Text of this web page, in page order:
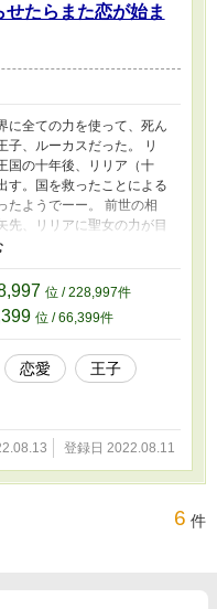
たらまた恋が始ま
に全ての力を使って、死ん
子、ルーカスだった。 リ
国の十年後、リリア（十
す。国を救ったことによる
たようでーー。 前世の相
先、リリアに聖女の力が目
と再会するも、彼は別人
から抜け殻のようになっ
だ。 「ルーカス様は死な
最悪、相容れない二人は
っても国を救いたい聖女
ストーリー。 こちらは小
位 / 228,997件
位 / 66,399件
恋愛
王子
登録日 2022.08.11
6 件